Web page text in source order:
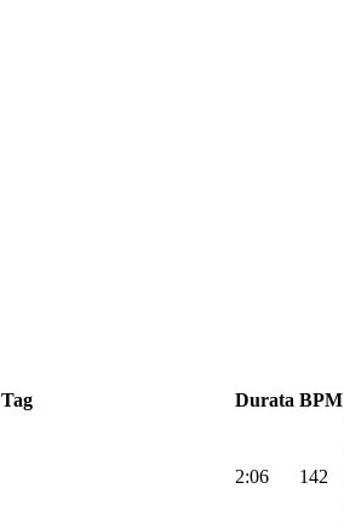
Tag Durata BPM
2:06 142